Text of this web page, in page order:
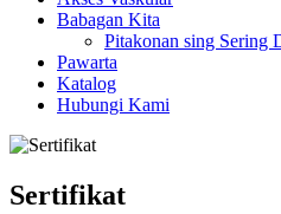
Babagan Kita
Pitakonan sing Sering
Pawarta
Katalog
Hubungi Kami
Sertifikat